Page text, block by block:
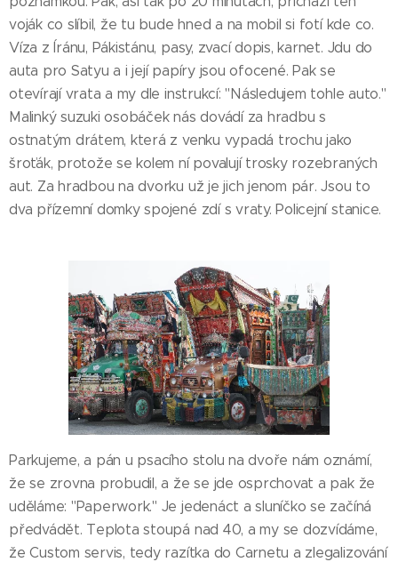
voják co slíbil, že tu bude hned a na mobil si fotí kde co.
Víza z Íránu, Pákistánu, pasy, zvací dopis, karnet. Jdu do
auta pro Satyu a i její papíry jsou ofocené. Pak se
otevírají vrata a my dle instrukcí: "Následujem tohle auto."
Malinký suzuki osobáček nás dovádí za hradbu s
ostnatým drátem, která z venku vypadá trochu jako
šroťák, protože se kolem ní povalují trosky rozebraných
aut. Za hradbou na dvorku už je jich jenom pár. Jsou to
dva přízemní domky spojené zdí s vraty. Policejní stanice.
Parkujeme, a pán u psacího stolu na dvoře nám oznámí,
že se zrovna probudil, a že se jde osprchovat a pak že
uděláme: "Paperwork." Je jedenáct a sluníčko se začíná
předvádět. Teplota stoupá nad 40, a my se dozvídáme,
že Custom servis, tedy razítka do Carnetu a zlegalizování